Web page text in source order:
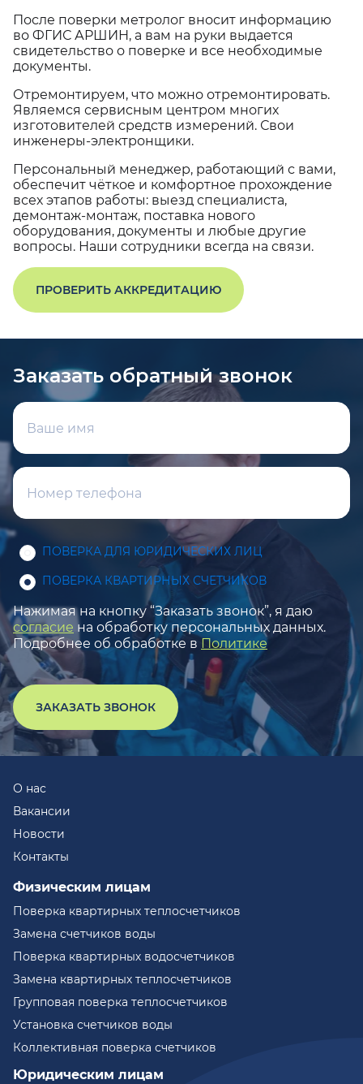
После поверки метролог вносит информацию
во ФГИС АРШИН, а вам на руки выдается
свидетельство о поверке и все необходимые
документы.
Отремонтируем, что можно отремонтировать.
Являемся сервисным центром многих
изготовителей средств измерений. Свои
инженеры-электронщики.
Персональный менеджер, работающий с вами,
обеспечит чёткое и комфортное прохождение
всех этапов работы: выезд специалиста,
демонтаж-монтаж, поставка нового
оборудования, документы и любые другие
вопросы. Наши сотрудники всегда на связи.
ПРОВЕРИТЬ АККРЕДИТАЦИЮ
Заказать обратный звонок
ПОВЕРКА ДЛЯ ЮРИДИЧЕСКИХ ЛИЦ
ПОВЕРКА КВАРТИРНЫХ СЧЕТЧИКОВ
Нажимая на кнопку “Заказать звонок”, я даю
согласие на обработку персональных данных.
Подробнее об обработке в Политике
ЗАКАЗАТЬ ЗВОНОК
О нас
Вакансии
Новости
Контакты
Физическим лицам
Поверка квартирных теплосчетчиков
Замена счетчиков воды
Поверка квартирных водосчетчиков
Замена квартирных теплосчетчиков
Групповая поверка теплосчетчиков
Установка счетчиков воды
Коллективная поверка счетчиков
Юридическим лицам